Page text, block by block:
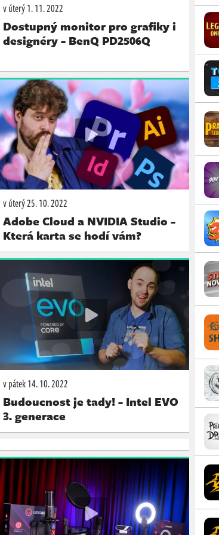
v úterý1. 11. 2022
Dostupný monitor pro grafiky i
designéry - BenQ PD2506Q
v úterý25. 10. 2022
Adobe Cloud a NVIDIA Studio -
Která karta se hodí vám?
v pátek14. 10. 2022
Budoucnost je tady! - Intel EVO
3. generace